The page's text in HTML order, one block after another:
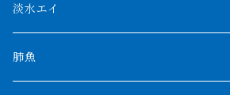
AGUS スーパーレッドF4
特殊アロワナ
特殊ダトニオ
ダトニオプラスワン
モンスターポリプ
特殊ポリプ
淡水エイ
シナガワダイヤ
肺魚